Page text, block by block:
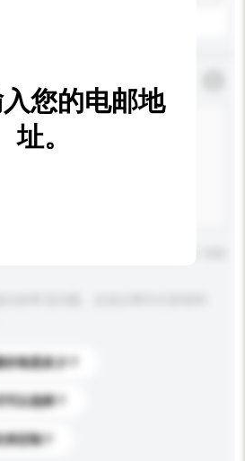
格是多少？
以选择？
定制？
您的电邮地
址。